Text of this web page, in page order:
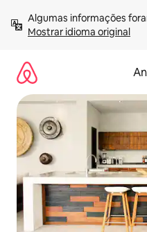
para
Mostrar idioma original